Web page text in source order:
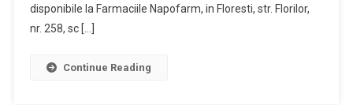
disponibile la Farmaciile Napofarm, in Floresti, str. Florilor,
nr. 258, sc […]
Continue Reading